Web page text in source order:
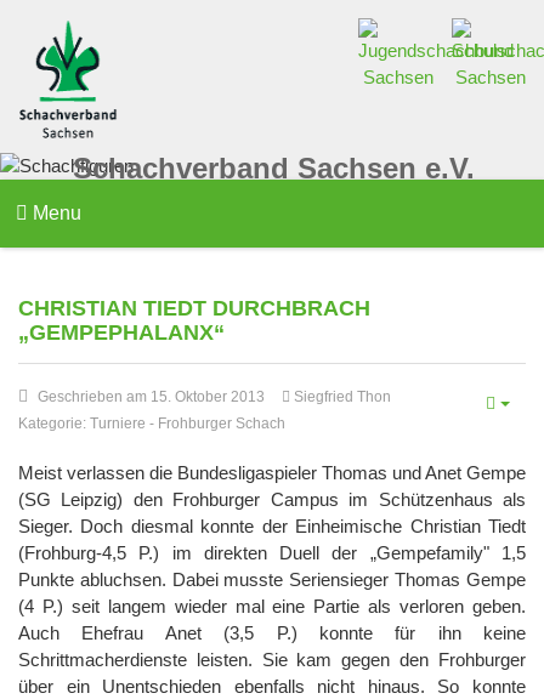
Schachverband Sachsen e.V.
Menu
CHRISTIAN TIEDT DURCHBRACH
„GEMPEPHALANX“
Geschrieben am 15. Oktober 2013
Siegfried Thon
Kategorie: Turniere - Frohburger Schach
Meist verlassen die Bundesligaspieler Thomas und Anet Gempe
(SG Leipzig) den Frohburger Campus im Schützenhaus als
Sieger. Doch diesmal konnte der Einheimische Christian Tiedt
(Frohburg-4,5 P.) im direkten Duell der „Gempefamily" 1,5
Punkte abluchsen. Dabei musste Seriensieger Thomas Gempe
(4 P.) seit langem wieder mal eine Partie als verloren geben.
Auch Ehefrau Anet (3,5 P.) konnte für ihn keine
Schrittmacherdienste leisten. Sie kam gegen den Frohburger
über ein Unentschieden ebenfalls nicht hinaus. So konnte